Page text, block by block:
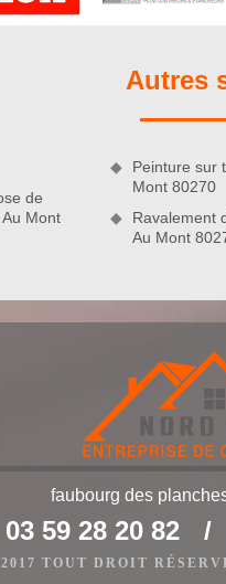
Au Mont 80270 pour
se donnera à fond pour
toiture
garantir le bon
d’un meilleur devis de
Autres
de
Mont
Peinture sur
Mont 80270
Ravalement
Au Mont
faubourg des
03 59 28 20 82 /
TOUT DROIT